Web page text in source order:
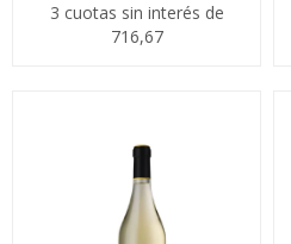
3 cuotas sin interés de
716,67